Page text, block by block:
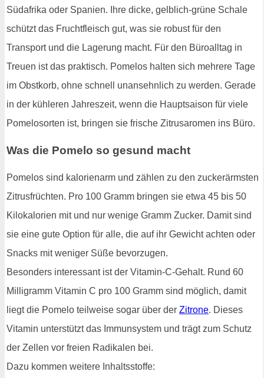
Südafrika oder Spanien. Ihre dicke, gelblich-grüne Schale
schützt das Fruchtfleisch gut, was sie robust für den
Transport und die Lagerung macht. Für den Büroalltag in
Treuen ist das praktisch. Pomelos halten sich mehrere Tage
im Obstkorb, ohne schnell unansehnlich zu werden. Gerade
in der kühleren Jahreszeit, wenn die Hauptsaison für viele
Pomelosorten ist, bringen sie frische Zitrusaromen ins Büro.
Was die Pomelo so gesund macht
Pomelos sind kalorienarm und zählen zu den zuckerärmsten
Zitrusfrüchten. Pro 100 Gramm bringen sie etwa 45 bis 50
Kilokalorien mit und nur wenige Gramm Zucker. Damit sind
sie eine gute Option für alle, die auf ihr Gewicht achten oder
Snacks mit weniger Süße bevorzugen.
Besonders interessant ist der Vitamin-C-Gehalt. Rund 60
Milligramm Vitamin C pro 100 Gramm sind möglich, damit
liegt die Pomelo teilweise sogar über der Zitrone. Dieses
Vitamin unterstützt das Immunsystem und trägt zum Schutz
der Zellen vor freien Radikalen bei.
Dazu kommen weitere Inhaltsstoffe: